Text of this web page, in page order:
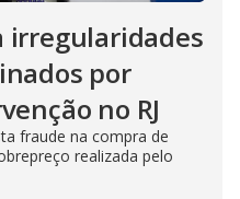
irregularidades
por
no RJ
fraude na compra de
realizada pelo